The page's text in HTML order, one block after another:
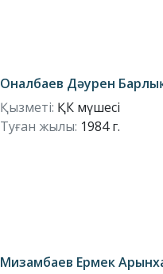
Оналбаев Дәурен
Қызметі: ҚК мүшесі
Туған жылы: 1984 г.
Мизамбаев Ермек